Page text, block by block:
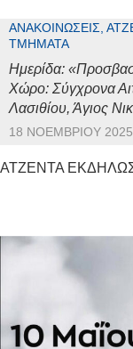
ΑΝΑΚΟΙΝΏΣΕΙΣ,
ΤΜΉΜΑΤΑ
Ημερίδα:
Χώρο: Σύγχρονα
Λασιθίου, Άγιος
18 ΝΟΕΜΒΡΊΟΥ 2025
ΑΤΖΕΝΤΑ